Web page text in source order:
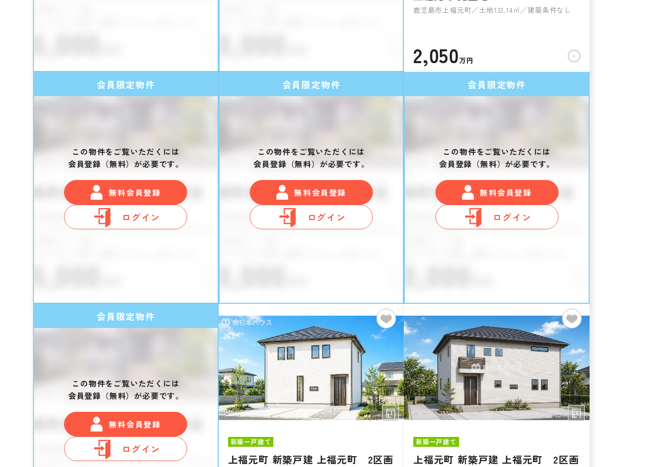
鹿児島市上福元町／土地132.14㎡／建築条件なし
2,050万円
会員限定物件
この物件をご覧いただくには
会員登録（無料）が必要です。
無料会員登録
ログイン
会員限定物件
この物件をご覧いただくには
会員登録（無料）が必要です。
無料会員登録
ログイン
会員限定物件
この物件をご覧いただくには
会員登録（無料）が必要です。
無料会員登録
ログイン
会員限定物件
この物件をご覧いただくには
会員登録（無料）が必要です。
無料会員登録
ログイン
新築一戸建て
上福元町 新築戸建 上福元町 2区画
新築一戸建て
上福元町 新築戸建 上福元町 2区画